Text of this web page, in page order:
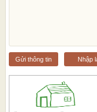
Gửi thông tin Nhập